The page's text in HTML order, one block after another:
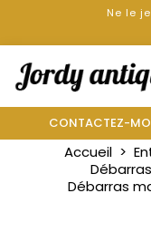
Ne le
CONTACTEZ-
Accueil
Débarras